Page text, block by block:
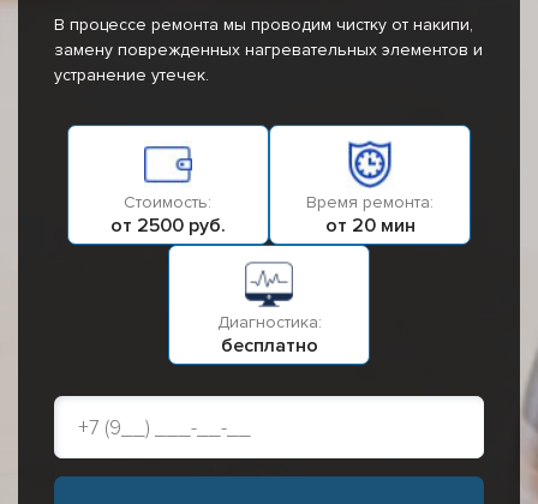
В процессе ремонта мы проводим чистку от накипи,
замену поврежденных нагревательных элементов и
устранение утечек.
Стоимость:
от 2500 руб.
Время ремонта:
от 20 мин
Диагностика:
бесплатно